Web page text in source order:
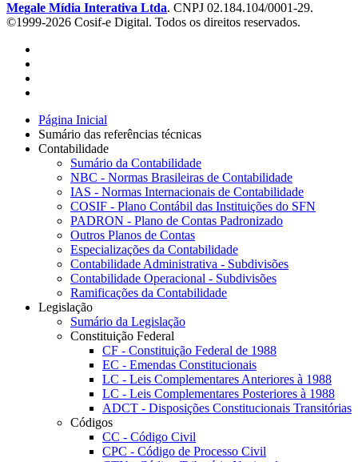
Megale Mídia Interativa Ltda. CNPJ 02.184.104/0001-29.
©1999-2026 Cosif-e Digital. Todos os direitos reservados.
Página Inicial
Sumário das referências técnicas
Contabilidade
Sumário da Contabilidade
NBC - Normas Brasileiras de Contabilidade
IAS - Normas Internacionais de Contabilidade
COSIF - Plano Contábil das Instituições do SFN
PADRON - Plano de Contas Padronizado
Outros Planos de Contas
Especializações da Contabilidade
Contabilidade Administrativa - Subdivisões
Contabilidade Operacional - Subdivisões
Ramificações da Contabilidade
Legislação
Sumário da Legislação
Constituição Federal
CF - Constituição Federal de 1988
EC - Emendas Constitucionais
LC - Leis Complementares Anteriores à 1988
LC - Leis Complementares Posteriores à 1988
ADCT - Disposições Constitucionais Transitórias
Códigos
CC - Código Civil
CPC - Código de Processo Civil